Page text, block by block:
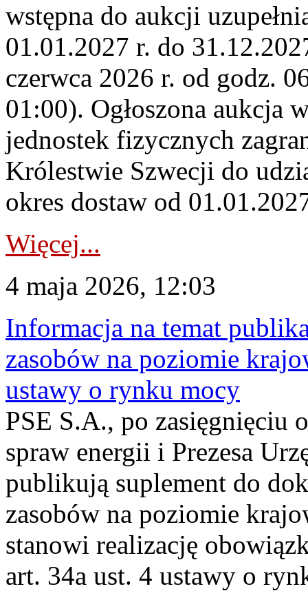
wstępna do aukcji
01.01.2027 r. do
czerwca 2026 r. od godz.
01:00). Ogłoszona aukcja
jednostek fizycznych
Królestwie Szwecji do
okres dostaw od
Więcej...
4 maja 2026, 12:03
Informacja na temat
zasobów na poziomie
ustawy o rynku mocy
PSE S.A., po zasięgnięciu
spraw energii i Prezesa
publikują suplement do
zasobów na poziomie
stanowi realizację
art. 34a ust. 4 ustawy o